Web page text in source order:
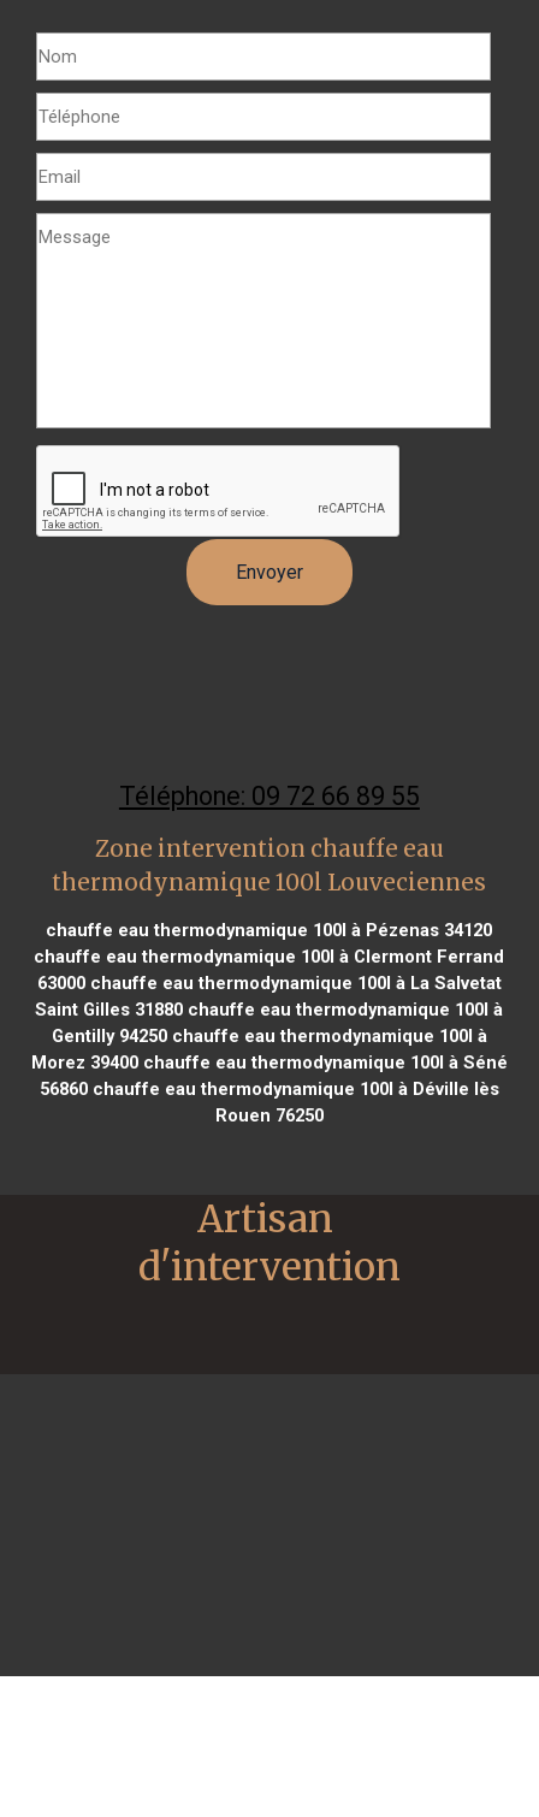
Téléphone: 09 72 66 89 55
Zone intervention chauffe eau
thermodynamique 100l Louveciennes
chauffe eau thermodynamique 100l à Pézenas 34120
chauffe eau thermodynamique 100l à Clermont Ferrand
63000chauffe eau thermodynamique 100l à La Salvetat
Saint Gilles 31880 chauffe eau thermodynamique 100l à
Gentilly 94250chauffe eau thermodynamique 100l à
Morez 39400chauffe eau thermodynamique 100l à Séné
56860chauffe eau thermodynamique 100l à Déville lès
Rouen 76250
Artisan
d'intervention